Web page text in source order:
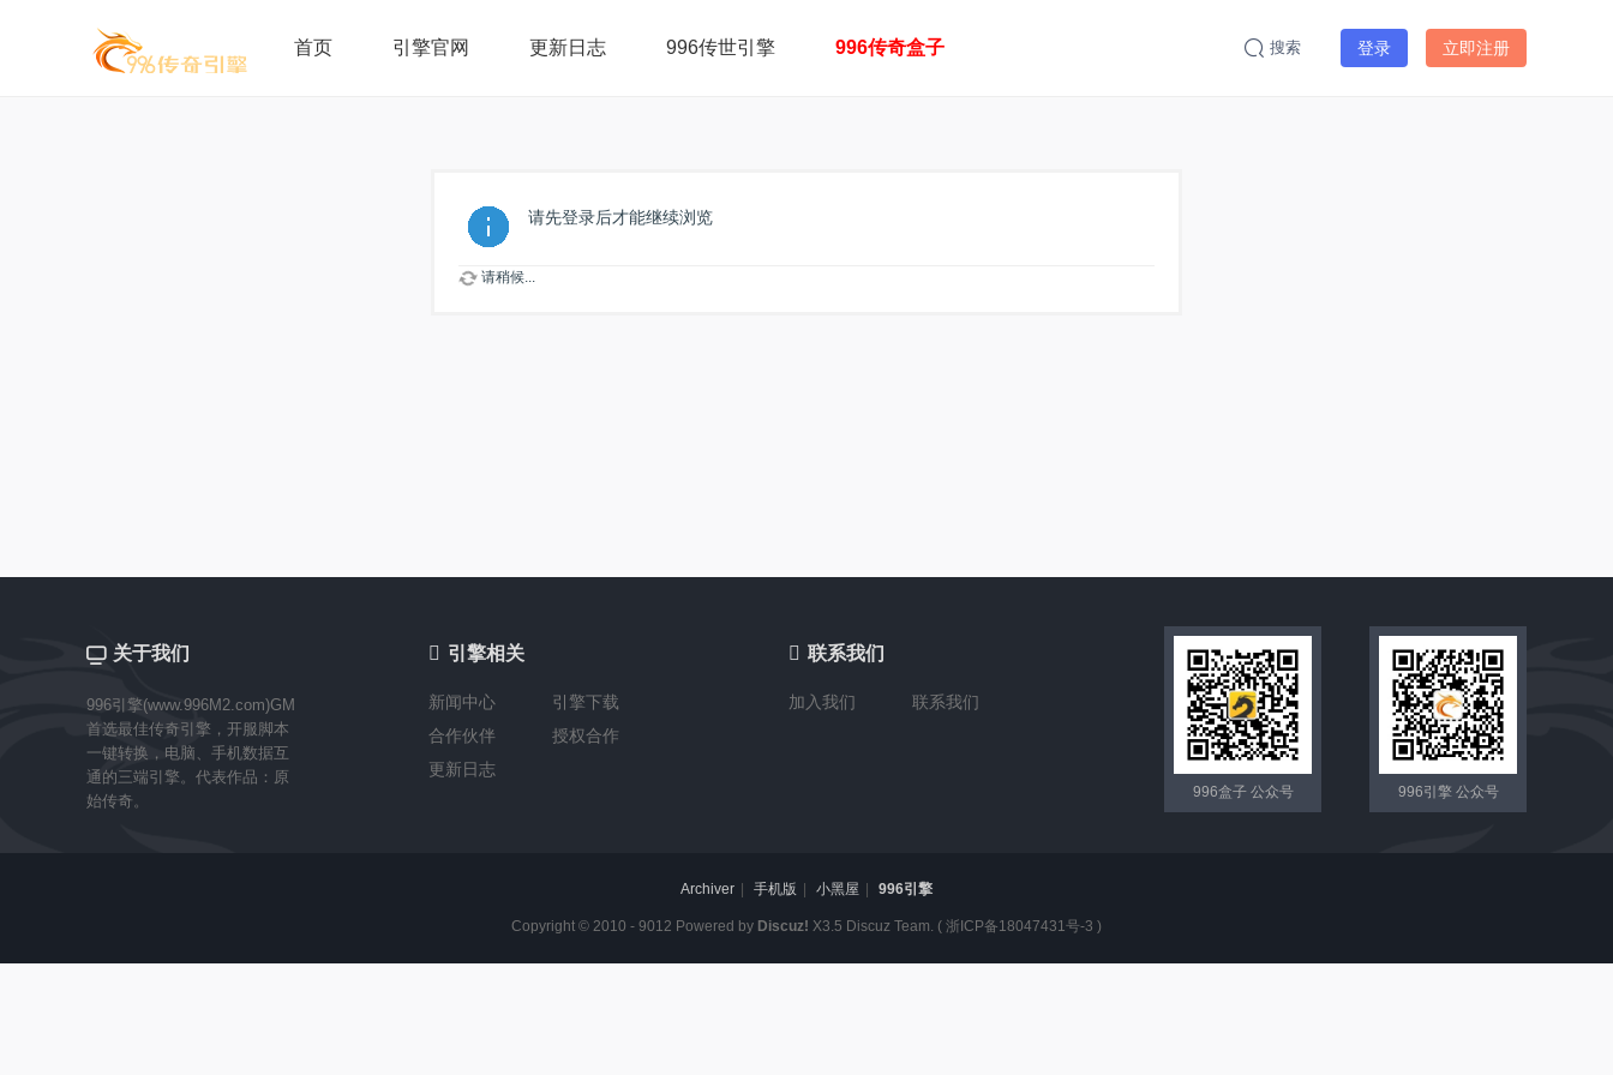
首页 引擎官网 更新日志 996传世引擎 996传奇盒子 搜索 登录 立即注册
请先登录后才能继续浏览
请稍候...
关于我们
996引擎(www.996M2.com)GM
首选最佳传奇引擎，开服脚本
一键转换，电脑、手机数据互
通的三端引擎。代表作品：原
始传奇。
 引擎相关
新闻中心
引擎下载
合作伙伴
授权合作
更新日志
 联系我们
加入我们 联系我们
996引擎 公众号
996盒子 公众号
Archiver 手机版 小黑屋 996引擎
Copyright © 2010 - 9012 Powered by Discuz! X3.5 Discuz Team. ( 浙ICP备18047431号-3 )